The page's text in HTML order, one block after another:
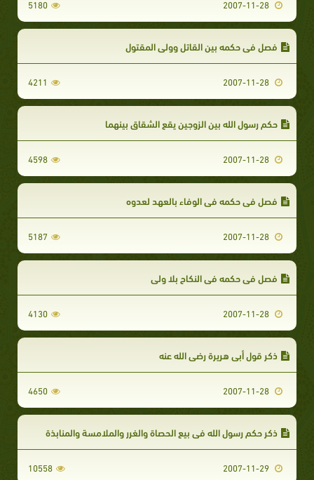
5180
فصل في حكمه بين القاتل وولى المقتول
4211
حكم رسول الله بين الزوجين يقع الشقاق بينهما
4598
فصل في حكمه في الوفاء بالعهد لعدوه
5187
فصل في حكمه في النكاح بلا ولي
4130
ذكر قول أبي هريرة رضي الله عنه
4650
ذكر حكم رسول الله في بيع الحصاة والغرر والملامسة والمنابذة
10558